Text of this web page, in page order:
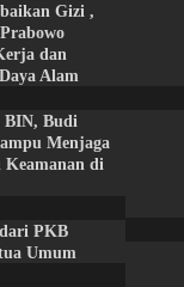
Gizi ,
dan
Alam
BIN, Budi
Menjaga
di
PKB
Umum